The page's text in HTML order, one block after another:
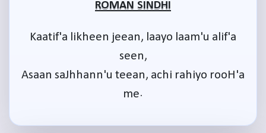
ROMAN SINDHI
Kaatif'a likheen jeean, laayo laam'u alif'a
seen,
Asaan saJhhann'u teean, achi rahiyo rooH'a
me.